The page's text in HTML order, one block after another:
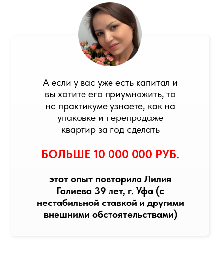
А если у вас уже есть капитал и
вы хотите его приумножить, то
на практикуме узнаете, как на
упаковке и перепродаже
квартир за год сделать
БОЛЬШЕ 10 000 000 РУБ.
этот опыт повторила Лилия
Галиева 39 лет, г. Уфа (с
нестабильной ставкой и другими
внешними обстоятельствами)